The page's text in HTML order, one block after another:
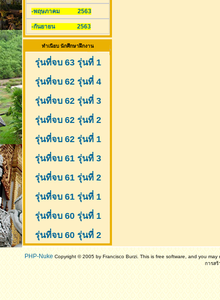
-พฤษภาคม 2563
-กันยายน 2563
ทำเนียบ นักศึกษาฝึกงาน
รุ่นที่จบ 63 รุ่นที่ 1
รุ่นที่จบ 62 รุ่นที่ 4
รุ่นที่จบ 62 รุ่นที่ 3
รุ่นที่จบ 62 รุ่นที่ 2
รุ่นที่จบ 62 รุ่นที่ 1
รุ่นที่จบ 61 รุ่นที่ 3
รุ่นที่จบ 61 รุ่นที่ 2
รุ่นที่จบ 61รุ่นที่ 1
รุ่นที่จบ 60 รุ่นที่ 1
รุ่นที่จบ 60 รุ่นที่ 2
PHP-NukeCopyright © 2005 by Francisco Burzi. This is free software, and you
การส